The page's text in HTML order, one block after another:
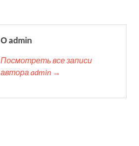
О admin
Посмотреть все записи
автора admin →